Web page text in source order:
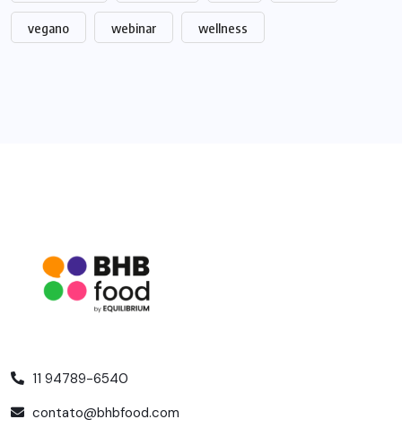
vegano webinar wellness
11 94789-6540
contato@bhbfood.com